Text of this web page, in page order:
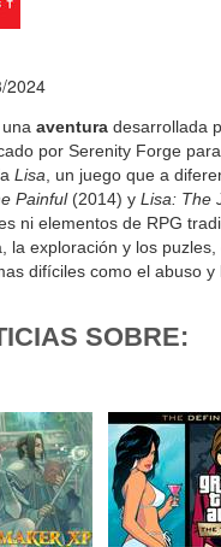
2024
unaaventura desarrollada
por Serenity Forge
Lisa, un juego que a
Painful(2014) yLisa: The
ni elementos de RPG
la exploración y los
difíciles como el abuso y
SOBRE: